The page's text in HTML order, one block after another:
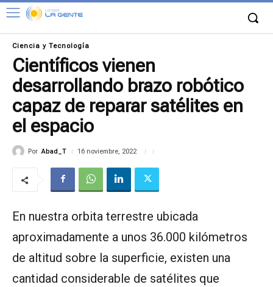
Ciencia y Tecnología
Científicos vienen
desarrollando brazo robótico
capaz de reparar satélites en
el espacio
Por Abad_T 16 noviembre, 2022
En nuestra orbita terrestre ubicada
aproximadamente a unos 36.000 kilómetros
de altitud sobre la superficie, existen una
cantidad considerable de satélites que